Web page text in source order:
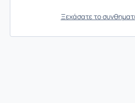
Ξεχάσατε το